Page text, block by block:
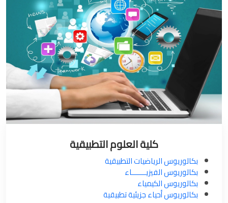
كلية العلوم التطبيقية
بكالوريوس الرياضيات التطبيقية
بكالوريوس الفيزيـــــــاء
بكالوريوس الكيمياء
بكالوريوس أحياء جزيئية تطبيقية